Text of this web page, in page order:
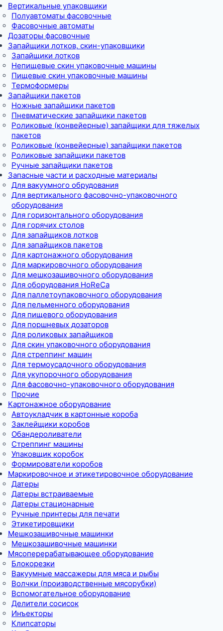
Вертикальные упаковщики
Полуавтоматы фасовочные
Фасовочные автоматы
Дозаторы фасовочные
Запайщики лотков, скин-упаковщики
Запайщики лотков
Непищевые скин упаковочные машины
Пищевые скин упаковочные машины
Термоформеры
Запайщики пакетов
Ножные запайщики пакетов
Пневматические запайщики пакетов
Роликовые (конвейерные) запайщики для тяжелых
пакетов
Роликовые (конвейерные) запайщики пакетов
Роликовые запайщики пакетов
Ручные запайщики пакетов
Запасные части и расходные материалы
Для вакуумного обрудования
Для вертикального фасовочно-упаковочного
оборудования
Для горизонтального оборудования
Для горячих столов
Для запайщиков лотков
Для запайщиков пакетов
Для картонажного оборудования
Для маркировочного оборудования
Для мешкозашивочного оборудования
Для оборудования HoReCa
Для паллетоупаковочного оборудования
Для пельменного оборудования
Для пищевого оборудования
Для поршневых дозаторов
Для роликовых запайщиков
Для скин упаковочного оборудования
Для стреппинг машин
Для термоусадочного оборудования
Для укупорочного оборудования
Для фасовочно-упаковочного оборудования
Прочие
Картонажное оборудование
Автоукладчик в картонные короба
Заклейщики коробов
Обандероливатели
Стреппинг машины
Упаковщик коробок
Формирователи коробов
Маркировочное и этикетировочное оборудование
Датеры
Датеры встраиваемые
Датеры стационарные
Ручные принтеры для печати
Этикетировщики
Мешкозашивочные машинки
Мешкозашивочные машинки
Мясоперерабатывающее оборудование
Блокорезки
Вакуумные массажеры для мяса и рыбы
Волчки (производственные мясорубки)
Вспомогательное оборудование
Делители сосисок
Инъекторы
Клипсаторы